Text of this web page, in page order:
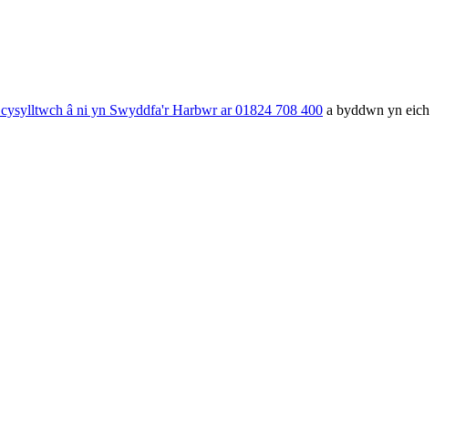
cysylltwch â ni yn Swyddfa'r Harbwr ar 01824 708 400 a byddwn yn eich